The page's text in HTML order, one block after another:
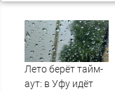
Лето берёт тайм-
аут: в Уфу идёт